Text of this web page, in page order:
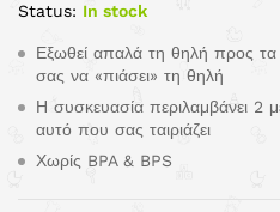
Status: In stock
Εξωθεί απαλά τη θηλή προς
σας να «πιάσει» τη θηλή
Η συσκευασία περιλαμβάνει 2
αυτό που σας ταιριάζει
Χωρίς BPA & BPS